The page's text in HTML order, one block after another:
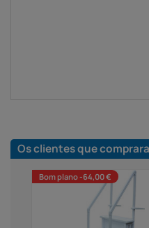
Os clientes que
Bom plano -64,00 €